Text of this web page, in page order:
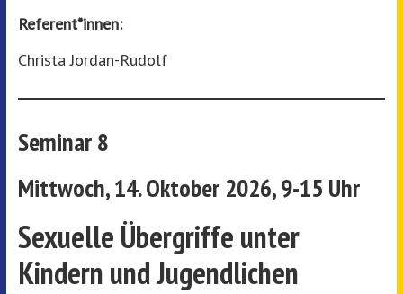
Referent*innen:
Christa Jordan-Rudolf
Seminar 8
Mittwoch,14. Oktober 2026, 9-15 Uhr
Sexuelle Übergriffe unter
Kindern und Jugendlichen